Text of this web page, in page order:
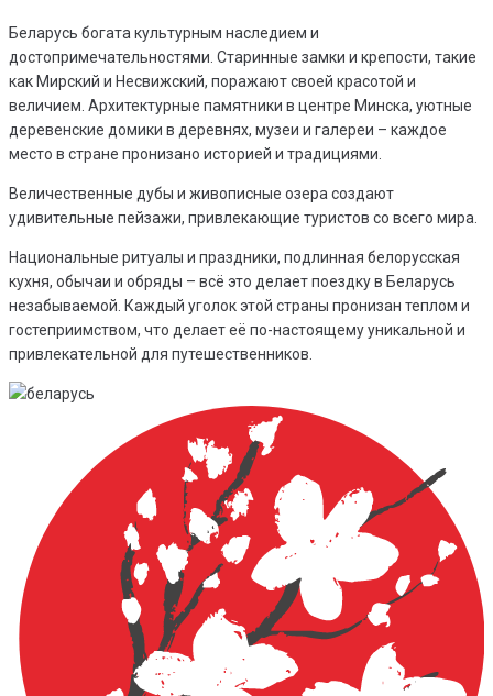
Беларусь богата культурным наследием и
достопримечательностями. Старинные замки и крепости, такие
как Мирский и Несвижский, поражают своей красотой и
величием. Архитектурные памятники в центре Минска, уютные
деревенские домики в деревнях, музеи и галереи – каждое
место в стране пронизано историей и традициями.
Величественные дубы и живописные озера создают
удивительные пейзажи, привлекающие туристов со всего мира.
Национальные ритуалы и праздники, подлинная белорусская
кухня, обычаи и обряды – всё это делает поездку в Беларусь
незабываемой. Каждый уголок этой страны пронизан теплом и
гостеприимством, что делает её по-настоящему уникальной и
привлекательной для путешественников.